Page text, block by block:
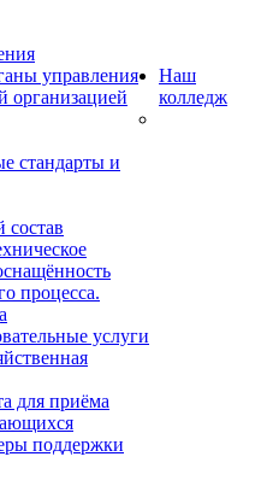
управления
организацией
стандарты и
состав
процесса.
услуги
для приёма
поддержки
Наш
колледж